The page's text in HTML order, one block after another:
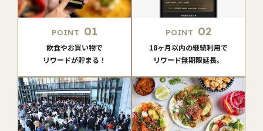
POINT 01
飲食やお買い物で
リワードが貯まる！
POINT 02
18ヶ月以内の継続利用で
リワード無期限延長。